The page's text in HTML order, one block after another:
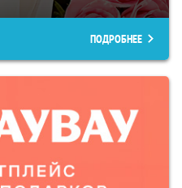
ПОДРОБНЕЕ